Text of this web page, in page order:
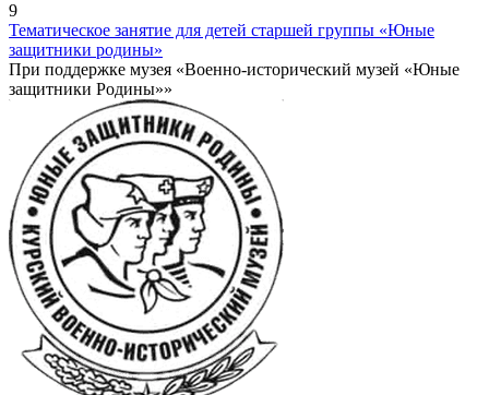
9
Тематическое занятие для детей старшей группы «Юные
защитники родины»
При поддержке музея «Военно-исторический музей «Юные
защитники Родины»»